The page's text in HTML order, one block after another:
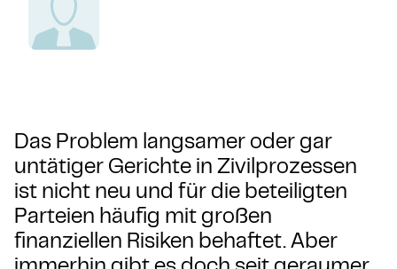
Das Problem langsamer oder gar
untätiger Gerichte in Zivilprozessen
ist nicht neu und für die beteiligten
Parteien häufig mit großen
finanziellen Risiken behaftet. Aber